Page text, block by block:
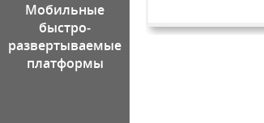
Мобильные
быстро­
развертываемые
платформы